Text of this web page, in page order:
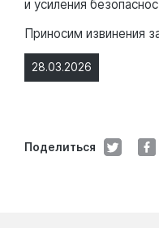
28.03.2026
Поделиться
и усиления
Приносим извинения